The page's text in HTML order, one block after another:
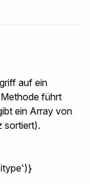
auf ein
führt
ein Array von
sortiert).